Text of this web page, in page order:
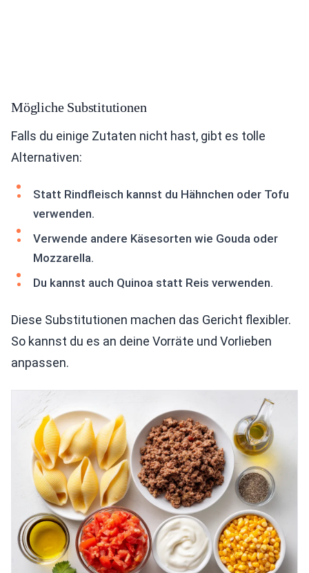
Mögliche Substitutionen
Falls du einige Zutaten nicht hast, gibt es tolle
Alternativen:
Statt Rindfleisch kannst du Hähnchen oder Tofu
verwenden.
Verwende andere Käsesorten wie Gouda oder
Mozzarella.
Du kannst auch Quinoa statt Reis verwenden.
Diese Substitutionen machen das Gericht flexibler.
So kannst du es an deine Vorräte und Vorlieben
anpassen.